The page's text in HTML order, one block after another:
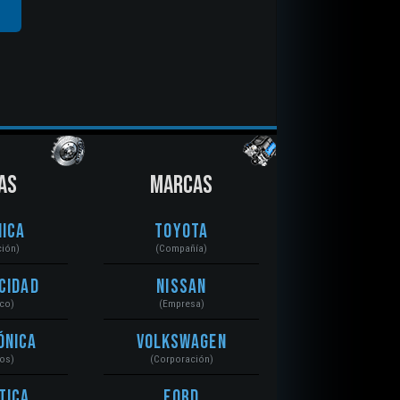
MARCAS
Toyota
(Compañía)
Nissan
(Empresa)
Volkswagen
(Corporación)